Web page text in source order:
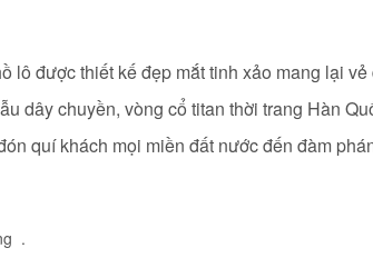
lô được thiết kế đẹp mắt tinh xảo mang lại
dây chuyền, vòng cổ titan thời trang Hàn
quí khách mọi miền đất nước đến đàm
.